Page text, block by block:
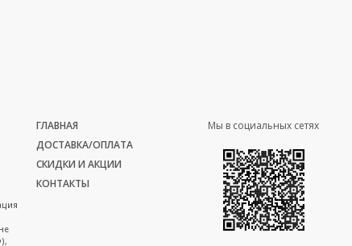
ГЛАВНАЯ
ДОСТАВКА/ОПЛАТА
СКИДКИ И АКЦИИ
КОНТАКТЫ
Мы в социальных сетях